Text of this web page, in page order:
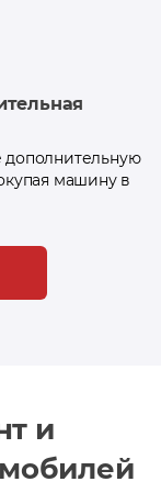
дополнительную
машину в
и